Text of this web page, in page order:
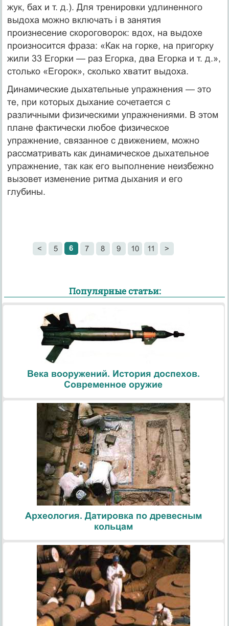
жук, бах и т. д.). Для тренировки удлиненного
выдоха можно включать і в занятия
произнесение скороговорок: вдох, на выдохе
произносится фраза: «Как на горке, на пригорку
жили 33 Егорки — раз Егорка, два Егорка и т. д.»,
столько «Егорок», сколько хватит выдоха.
Динамические дыхательные упражнения — это
те, при которых дыхание сочетается с
различными физическими упражнениями. В этом
плане фактически любое физическое
упражнение, связанное с движением, можно
рассматривать как динамическое дыхательное
упражнение, так как его выполнение неизбежно
вызовет изменение ритма дыхания и его
глубины.
< 5 6 7 8 9 10 11 >
Популярные статьи:
Века вооружений. История доспехов.
Современное оружие
Археология. Датировка по древесным
кольцам